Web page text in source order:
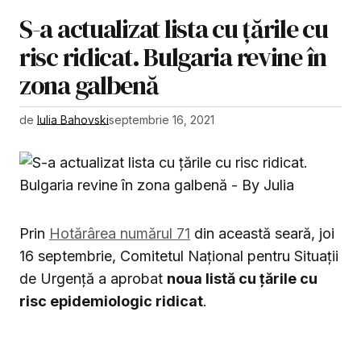
S-a actualizat lista cu țările cu
risc ridicat. Bulgaria revine în
zona galbenă
de Iulia Bahovskiseptembrie 16, 2021
Prin Hotărârea numărul 71 din această seară, joi
16 septembrie, Comitetul Național pentru Situații
de Urgență a aprobat noua listă cu țările cu
risc epidemiologic ridicat.